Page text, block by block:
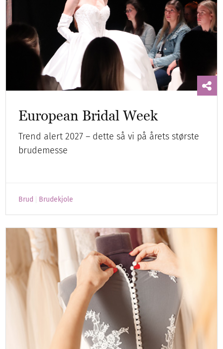
European Bridal Week
Trend alert 2027 – dette så vi på årets største
brudemesse
Brud Brudekjole